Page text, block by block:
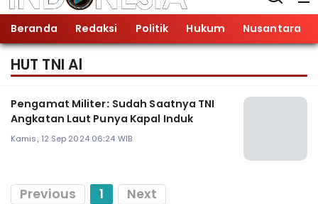
Beranda Redaksi Politik Hukum Nusantara
HUT TNI Al
Pengamat Militer: Sudah Saatnya TNI
Angkatan Laut Punya Kapal Induk
Kamis, 12 Sep 2024 06:24 WIB
Previous 1 Next